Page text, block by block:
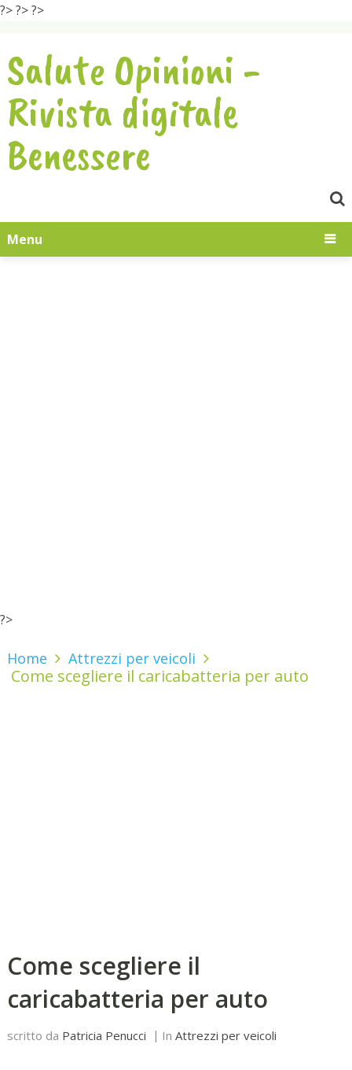
?>?>?>
Salute Opinioni -
Rivista digitale
Benessere
Menu
?>
Home Attrezzi per veicoli
Come scegliere il caricabatteria per auto
Come scegliere il
caricabatteria per auto
scritto da Patricia Penucci In Attrezzi per veicoli